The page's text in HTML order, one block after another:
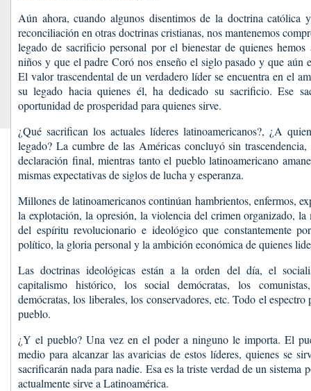
Aún ahora, cuando algunos disentimos de la doctrina católica
reconciliación en otras doctrinas cristianas, nos mantenemos
legado de sacrificio personal por el bienestar de quienes hemos
niños y que el padre Coró nos enseño el siglo pasado y que aún
El valor trascendental de un verdadero líder se encuentra en el
su legado hacia quienes él, ha dedicado su sacrificio. Ese
oportunidad de prosperidad para quienes sirve.
¿Qué sacrifican los actuales líderes latinoamericanos?, ¿A
legado? La cumbre de las Américas concluyó sin
declaración final, mientras tanto el pueblo latinoamericano
mismas expectativas de siglos de lucha y esperanza.
Millones de latinoamericanos continúan hambrientos, enfermos,
la explotación, la opresión, la violencia del crimen organizado, la
del espíritu revolucionario e ideológico que constantemente
político, la gloria personal y la ambición económica de quienes
Las doctrinas ideológicas están a la orden del día, el
capitalismo histórico, los social demócratas, los
demócratas, los liberales, los conservadores, etc. Todo el
pueblo.
¿Y el pueblo? Una vez en el poder a ninguno le importa. El
medio para alcanzar las avaricias de estos líderes, quienes se
sacrificarán nada para nadie. Esa es la triste verdad de un sistema
actualmente sirve a Latinoamérica.